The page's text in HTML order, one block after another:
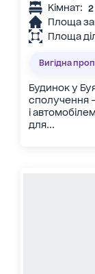
Кімнат: 2
Площа
Площа
Вигідна
Будинок у
сполучення
і
для...